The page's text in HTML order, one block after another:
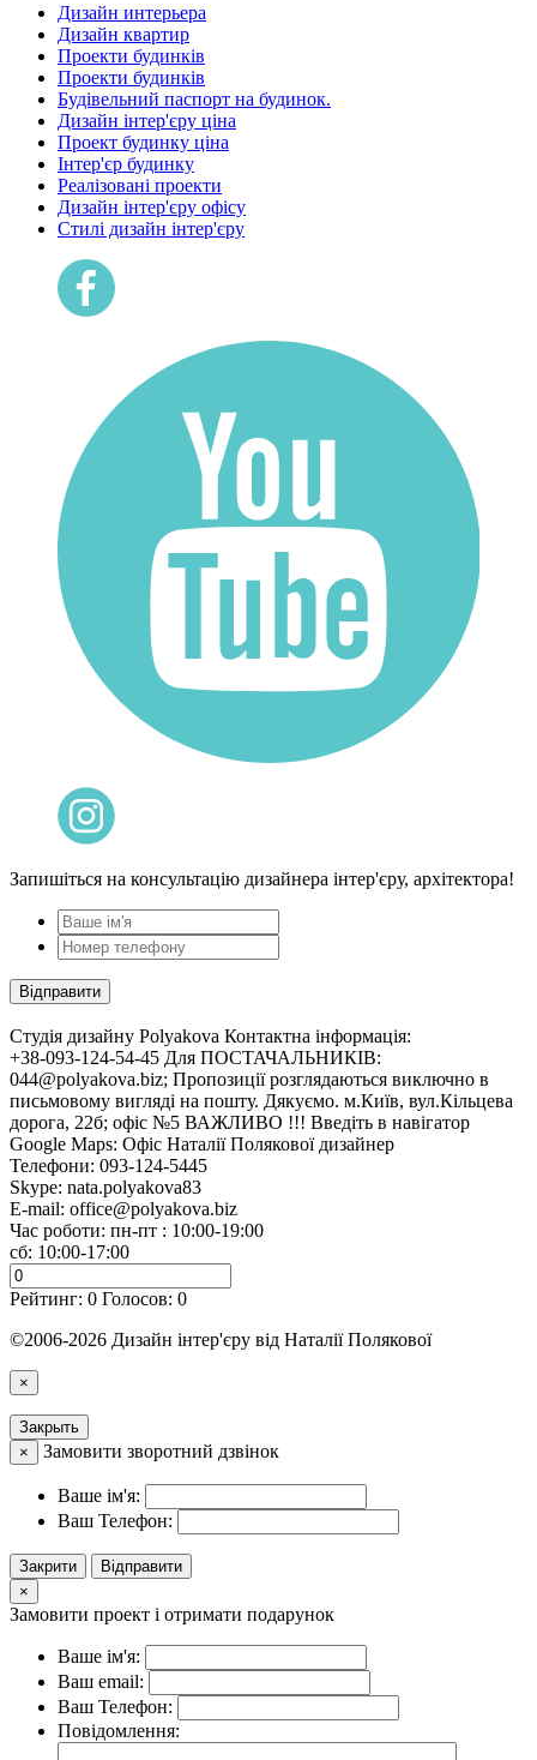
Дизайн интерьера
Дизайн квартир
Проекти будинків
Проекти будинків
Будівельний паспорт на будинок.
Дизайн інтер'єру ціна
Проект будинку ціна
Інтер'єр будинку
Реалізовані проекти
Дизайн інтер'єру офісу
Cтилі дизайн інтер'єру
Запишіться на консультацію дизайнера інтер'єру, архітектора!
Cтудія дизайну Polyakova Контактна інформація:
+38-093-124-54-45 Для ПОСТАЧАЛЬНИКІВ:
044@polyakova.biz; Пропозиції розглядаються виключно в
письмовому вигляді на пошту. Дякуємо. м.Київ, вул.Кільцева
дорога, 22б; офіс №5 ВАЖЛИВО !!! Введіть в навігатор
Google Maps: Офіс Наталії Полякової дизайнер
Телефони: 093-124-5445
Skype: nata.polyakova83
E-mail: office@polyakova.biz
Час роботи: пн-пт : 10:00-19:00
сб: 10:00-17:00
Рейтинг: 0 Голосов: 0
©2006-2026 Дизайн інтер'єру від Наталії Полякової
×
Закрыть
×
Замовити зворотний дзвінок
Ваше ім'я:
Ваш Телефон:
Закрити
Відправити
×
Замовити проект і отримати подарунок
Ваше ім'я:
Ваш email:
Ваш Телефон:
Повідомлення: